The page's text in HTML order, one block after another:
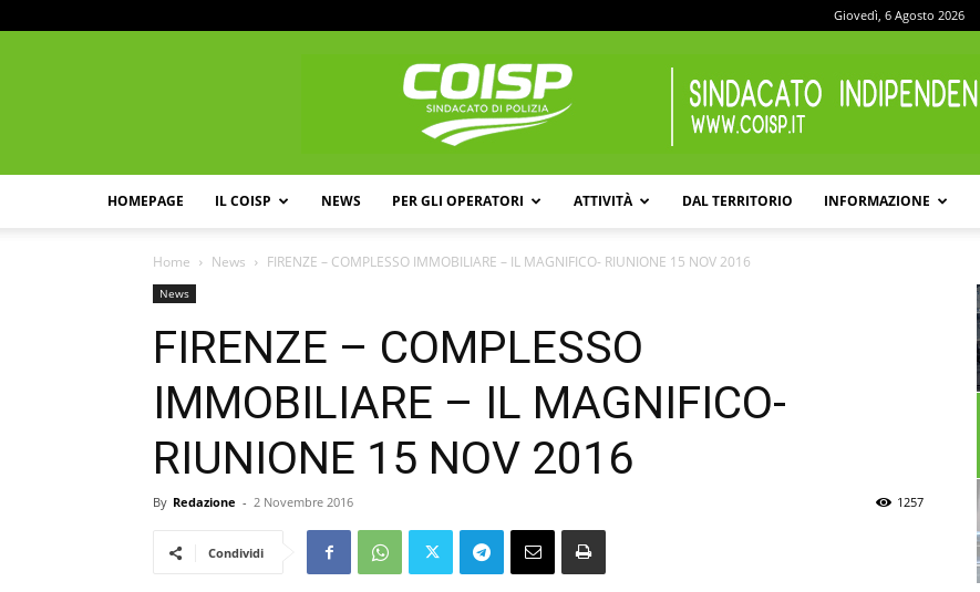
Giovedì, 6 Agosto 2026
HOMEPAGE IL COISP NEWS PER GLI OPERATORI ATTIVITÀ DAL TERRITORIO INFORMAZIONE
Home News FIRENZE – COMPLESSO IMMOBILIARE – IL MAGNIFICO- RIUNIONE 15 NOV 2016
News
FIRENZE – COMPLESSO
IMMOBILIARE – IL MAGNIFICO-
RIUNIONE 15 NOV 2016
By Redazione - 2 Novembre 2016 1257
Condividi